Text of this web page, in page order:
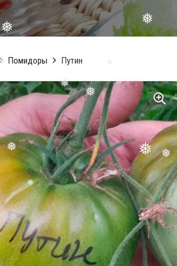
❅
❅
❅
❅
❅
❅ ❅
❅
Помидоры Путин